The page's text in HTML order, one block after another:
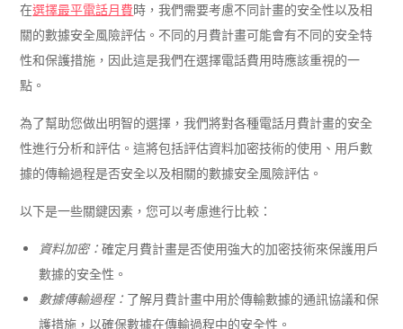
在選擇最平電話月費時，我們需要考慮不同計畫的安全性以及相
關的數據安全風險評估。不同的月費計畫可能會有不同的安全特
性和保護措施，因此這是我們在選擇電話費用時應該重視的一
點。
為了幫助您做出明智的選擇，我們將對各種電話月費計畫的安全
性進行分析和評估。這將包括評估資料加密技術的使用、用戶數
據的傳輸過程是否安全以及相關的數據安全風險評估。
以下是一些關鍵因素，您可以考慮進行比較：
資料加密：確定月費計畫是否使用強大的加密技術來保護用戶
數據的安全性。
數據傳輸過程： 了解月費計畫中用於傳輸數據的通訊協議和保
護措施，以確保數據在傳輸過程中的安全性。